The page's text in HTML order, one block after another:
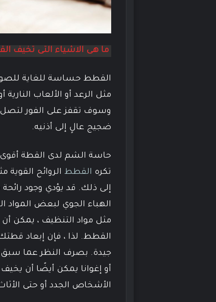
ما هى الاشياء التى تخيف
القطط حساسة للغاية
مثل الرعد أو الألعاب
وسوف تقفز على الفور لتصل
ضجيج عالٍ إلى أذنيه.
تكره القطط الروائح القوية
إلى ذلك. قد يؤدي وجود
الهباء الجوي لبعض المواد
مثل مواد التنظيف ، يمكن
القطط. لذا ، فإن إبعاد قطتك
جيدة. بصرف النظر عما سبق ،
أو إغوانا يمكن أيضًا أن
الأشخاص الجدد أو حتى